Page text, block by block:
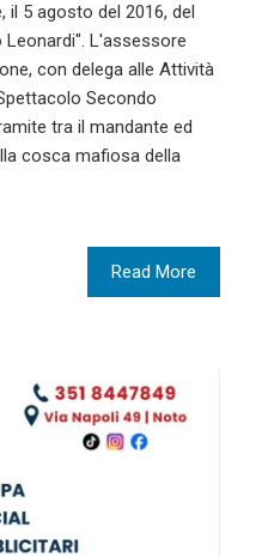
5 agosto del 2016, del
L'assessore
con delega alle Attività
Secondo
tra il mandante ed
cosca mafiosa della
Read More